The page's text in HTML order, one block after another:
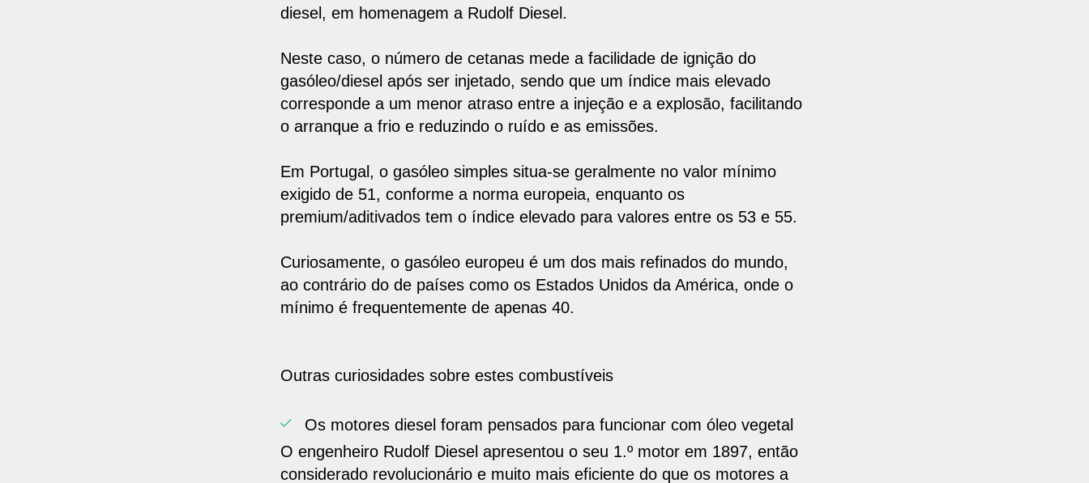
diesel, em homenagem a Rudolf Diesel.
Neste caso, o número de cetanas mede a facilidade de ignição do
gasóleo/diesel após ser injetado, sendo que um índice mais elevado
corresponde a um menor atraso entre a injeção e a explosão, facilitando
o arranque a frio e reduzindo o ruído e as emissões.
Em Portugal, o gasóleo simples situa-se geralmente no valor mínimo
exigido de 51, conforme a norma europeia, enquanto os
premium/aditivados tem o índice elevado para valores entre os 53 e 55.
Curiosamente, o gasóleo europeu é um dos mais refinados do mundo,
ao contrário do de países como os Estados Unidos da América, onde o
mínimo é frequentemente de apenas 40.
Outras curiosidades sobre estes combustíveis
Os motores diesel foram pensados para funcionar com óleo vegetal
O engenheiro Rudolf Diesel apresentou o seu 1.º motor em 1897, então
considerado revolucionário e muito mais eficiente do que os motores a